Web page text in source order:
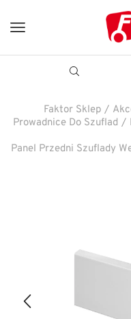
Faktor Sklep /
Prowadnice Do Szuflad /
Panel Przedni Szuflady